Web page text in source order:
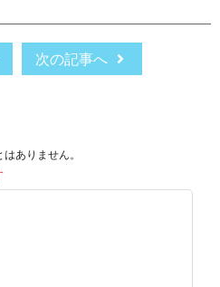
次の記事へ
ありません。